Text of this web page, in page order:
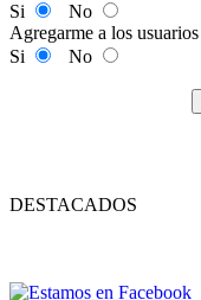
Si
No
Agregarme a los
Si
No
DESTACADOS